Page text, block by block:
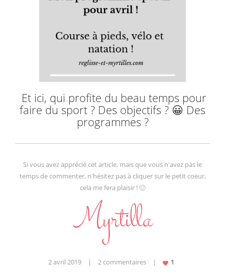
Et ici, qui profite du beau temps pour
faire du sport ? Des objectifs ? 😀 Des
programmes ?
Si vous avez apprécié cet article, mais que vous n'avez pas le
temps de commenter, n'hésitez pas à cliquer sur le petit coeur,
cela me fera plaisir ! 🙂
2 avril 2019 | 2 commentaires |